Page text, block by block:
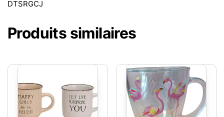
DTSRGCJ
Produits similaires